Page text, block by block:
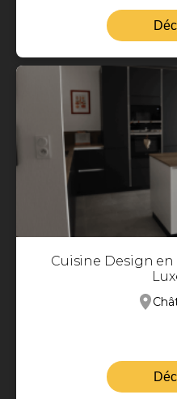
Cuisine Design en